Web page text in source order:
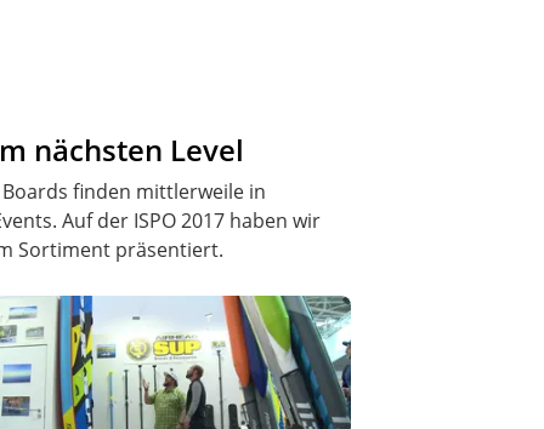
nächsten Level
finden mittlerweile in
Auf der ISPO 2017 haben wir
Sortiment präsentiert.